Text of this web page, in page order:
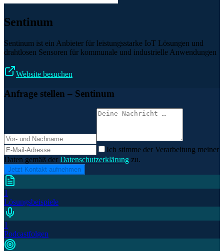
Sentinum
Sentinum ist ein Anbieter für leistungsstarke IoT Lösungen und
drahtlosen Sensoren für kommunale und industrielle Anwendungen
Website besuchen
Anfrage stellen – Sentinum
Ich stimme der Verarbeitung meiner
Daten gemäß der Datenschutzerklärung zu.
Jetzt Kontakt aufnehmen
1
Lösungsbeispiele
1
Podcastfolgen